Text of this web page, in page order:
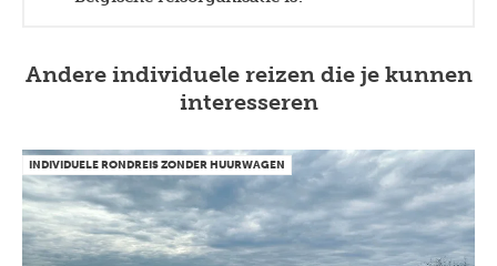
Andere individuele reizen die je kunnen
interesseren
INDIVIDUELE RONDREIS ZONDER HUURWAGEN